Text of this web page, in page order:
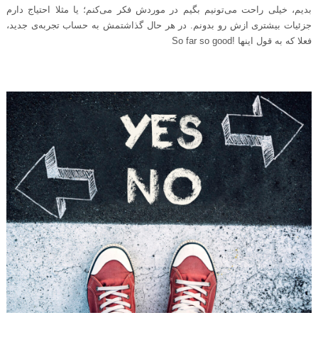
بدیم، خیلی راحت می‌تونیم بگیم در موردش فکر می‌کنم؛ یا مثلا احتیاج دارم
جزئیات بیشتری ازش رو بدونم. در هر حال گذاشتمش به حساب تجربه‌ی جدید،
فعلا که به قول اینها So far so good!